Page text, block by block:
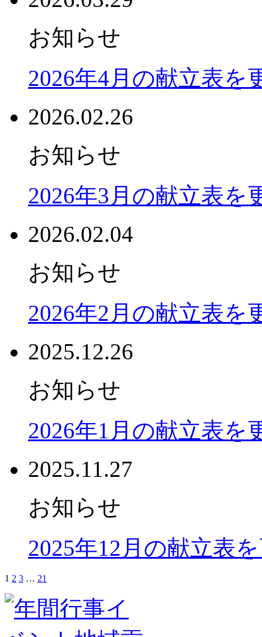
お知らせ
2026年4月の献立表を
2026.02.26
お知らせ
2026年3月の献立表を
2026.02.04
お知らせ
2026年2月の献立表を
2025.12.26
お知らせ
2026年1月の献立表を
2025.11.27
お知らせ
2025年12月の献立表
1 2 3 … 21